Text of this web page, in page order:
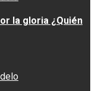
la gloria ¿Quién